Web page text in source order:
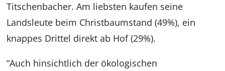
Titschenbacher. Am liebsten kaufen seine
Landsleute beim Christbaumstand (49%), ein
knappes Drittel direkt ab Hof (29%).
“Auch hinsichtlich der ökologischen